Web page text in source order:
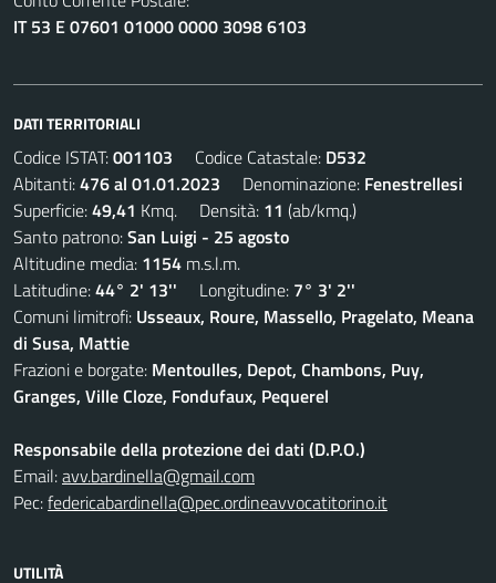
IT 53 E 07601 01000 0000 3098 6103
DATI TERRITORIALI
Codice ISTAT:001103 Codice Catastale: D532
Abitanti:476 al 01.01.2023 Denominazione: Fenestrellesi
Superficie:49,41 Kmq. Densità: 11 (ab/kmq.)
Santo patrono:San Luigi - 25 agosto
Altitudine media: 1154 m.s.l.m.
Latitudine:44° 2' 13'' Longitudine: 7° 3' 2''
Comuni limitrofi: Usseaux, Roure, Massello, Pragelato, Meana
di Susa, Mattie
Frazioni e borgate: Mentoulles, Depot, Chambons, Puy,
Granges, Ville Cloze, Fondufaux, Pequerel
Responsabile della protezione dei dati (D.P.O.)
Email:avv.bardinella@gmail.com
Pec:federicabardinella@pec.ordineavvocatitorino.it
UTILITÀ